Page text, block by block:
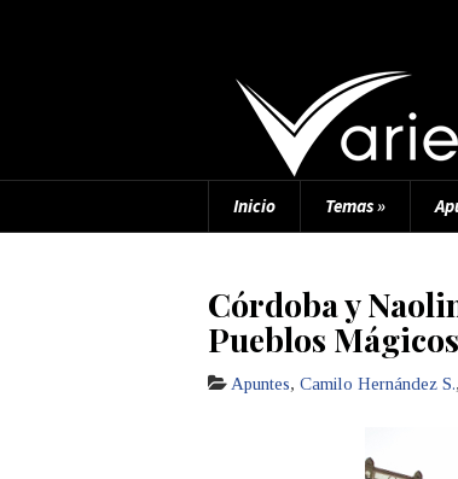
Inicio Temas»
Córdoba y
Pueblos Mágicos
Apuntes, Camilo Hernández S.,